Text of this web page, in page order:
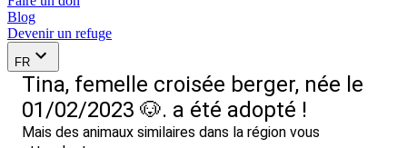
Blog
Devenir un refuge
FR
Tina, femelle croisée berger, née le
01/02/2023 🐶. a été adopté !
Mais des animaux similaires dans la région vous